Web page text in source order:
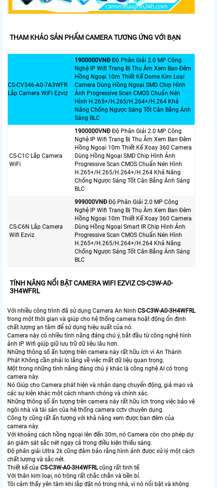
THAM KHẢO SẢN PHẨM CAMERA TƯƠNG ỨNG VỚI BẠN
CS-CV346-A0-7A3WFR
Lắp Camera WiFi Ezviz
1900000VNÐ Độ Phân Giải 2.0 MP Công
Nghệ IP Wifi Trang Bị Thu Âm Xem Ban Đêm
Hồng Ngoại 10m Thiết Kế Dome Kim Loại
Camera Dùng Hồng Ngoại SMD Chip Hình
Ảnh Progressive Scan CMOS Chuẩn Nén
Hình H.265+/H.265/H.264+/H.264 Khả
Năng Chống Ngược Sáng Tốt Cân Bằng Ánh
Sáng BLC
CS-C1C Lắp Camera
WiFi
1900000VNÐ Độ Phân Giải 2.0 MP Công
Nghệ IP Wifi Trang Bị Thu Âm Xem Ban Đêm
Hồng Ngoại 10m Thiết Kế Xoay 360 Camera
Dùng Hồng Ngoại SMD Chip Hình Ảnh
Progressive Scan CMOS Chuẩn Nén Hình
H.265+/H.265/H.264+/H.264 Khả Năng
Chống Ngược Sáng Tốt Cân Bằng Ánh Sáng
BLC
CS-C6N Lắp Camera
Wifi Ezviz
999000VNÐ Độ Phân Giải 2.0 MP Công
Nghệ IP Wifi Trang Bị Thu Âm Xem Ban Đêm
Hồng Ngoại 10m Thiết Kế Xoay 360 Camera
Dùng Hồng Ngoại Smart IR Chip Hình Ảnh
Progressive Scan CMOS Chuẩn Nén Hình
H.265+/H.265/H.264+/H.264 Khả Năng
Chống Ngược Sáng Tốt Cân Bằng Ánh Sáng
BLC
TÍNH NĂNG NỔI BẬT CAMERA WIFI EZVIZ CS-C3W-A0-
3H4WFRL
Với nhiều công trình đã sử dụng Camera An Ninh CS-C3W-A0-3H4WFRL
trong một thời gian và giúp cho hệ thống camera hoặt động ổn định
chất lượng an tâm để sử dụng hiệu suất của nó.
Camera này có nhiều tính năng đáng chú ý, bắt đầu từ công nghệ hình
ảnh IP Wifi giúp giữ lưu trữ dữ liệu lâu hơn.
Những thông số ấn tượng trên camera này rất hữu ích vì An Thành
Phát Không cần phải lo lắng về việc mất dữ liệu quan trọng.
Một trong những tính năng đáng chú ý khác là công nghệ AI có trong
camera này.
Nó Giúp cho Camera phát hiện và nhận dạng chuyển động, giả mạo và
các sự kiện khác một cách nhanh chóng và chính xác.
Những thông số ấn tượng trên camera này rất hữu ích trong việc bảo vệ
ngôi nhà và tài sản của hệ thống camera cctv chuyên dụng.
Công ty cũng rất ấn tượng với khả năng xem được ban đêm của
camera này.
Với khoảng cách hồng ngoại lên đến 30m, nó Camera còn cho phép dự
án giám sát sắc nét ngay cả trong điều kiện thiếu sáng.
Độ phân giải Ultra 2k cũng đảm bảo rằng hình ảnh được xử lý một cách
chất lượng và sắc nét.
Thiết kế của CS-C3W-A0-3H4WFRLcũng rất tinh tế.
Với thân kim loại, nó trông rất chắc chắn và bền bỉ.
Tôi cảm thấy yên tâm khi lắp đặt nó trong nhà, vì nó nổi bật và không